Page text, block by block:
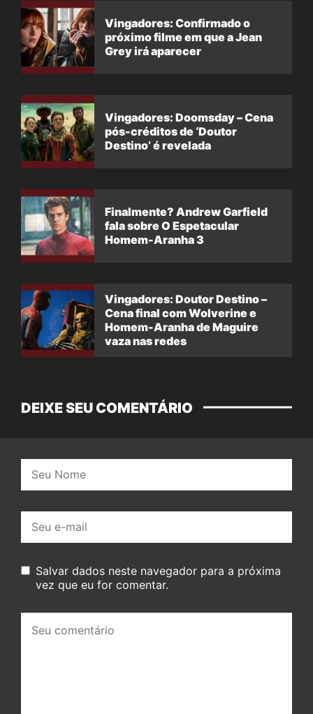
Vingadores: Confirmado o
próximo filme em que a Jean
Grey irá aparecer
Vingadores: Doomsday – Cena
pós-créditos de ‘Doutor
Destino’ é revelada
Finalmente? Andrew Garfield
fala sobre O Espetacular
Homem-Aranha 3
Vingadores: Doutor Destino –
Cena final com Wolverine e
Homem-Aranha de Maguire
vaza nas redes
DEIXE SEU COMENTÁRIO
mail:
Salvar dados neste navegador para a próxima
vez que eu for comentar.
comentário: